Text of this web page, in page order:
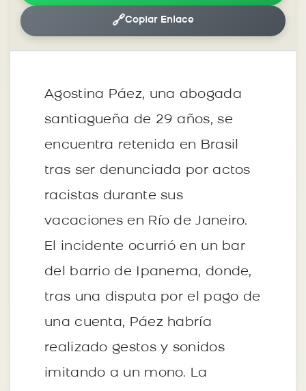
🔗Copiar Enlace
Agostina Páez, una abogada
santiagueña de 29 años, se
encuentra retenida en Brasil
tras ser denunciada por actos
racistas durante sus
vacaciones en Río de Janeiro.
El incidente ocurrió en un bar
del barrio de Ipanema, donde,
tras una disputa por el pago de
una cuenta, Páez habría
realizado gestos y sonidos
imitando a un mono. La